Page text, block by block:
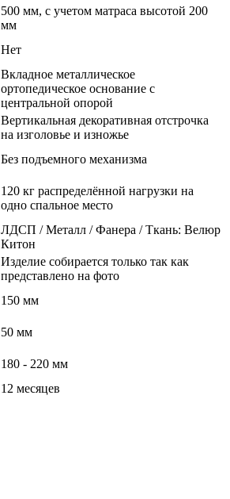
500 мм, с учетом матраса высотой 200
мм
Нет
Вкладное металлическое
ортопедическое основание с
центральной опорой
Вертикальная декоративная отстрочка
на изголовье и изножье
Без подъемного механизма
120 кг распределённой нагрузки на
одно спальное место
ЛДСП / Металл / Фанера / Ткань: Велюр
Китон
Изделие собирается только так как
представлено на фото
150 мм
50 мм
180 - 220 мм
12 месяцев